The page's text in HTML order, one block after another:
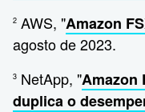
2 AWS, "Amazon
agosto de 2023.
3 NetApp, "Amazon
duplica o